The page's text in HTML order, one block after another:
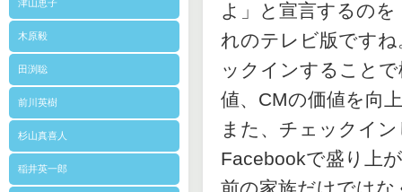
津山恵子
木原毅
田渕聡
前川英樹
杉山真喜人
稲井英一郎
よ」と宣言するの
れのテレビ版です
ックインすること
値、CMの価値を向
また、チェックイ
Facebookで盛り上